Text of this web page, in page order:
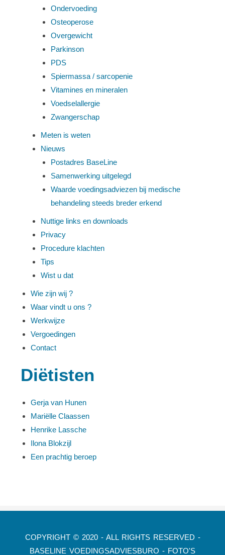
Ondervoeding
Osteoperose
Overgewicht
Parkinson
PDS
Spiermassa / sarcopenie
Vitamines en mineralen
Voedselallergie
Zwangerschap
Meten is weten
Nieuws
Postadres BaseLine
Samenwerking uitgelegd
Waarde voedingsadviezen bij medische
behandeling steeds breder erkend
Nuttige links en downloads
Privacy
Procedure klachten
Tips
Wist u dat
Wie zijn wij ?
Waar vindt u ons ?
Werkwijze
Vergoedingen
Contact
Diëtisten
Gerja van Hunen
Mariëlle Claassen
Henrike Lassche
Ilona Blokzijl
Een prachtig beroep
COPYRIGHT © 2020 - ALL RIGHTS RESERVED -
BASELINE VOEDINGSADVIESBURO - FOTO'S